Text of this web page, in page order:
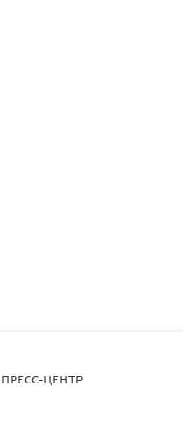
ПРЕСС-ЦЕНТР